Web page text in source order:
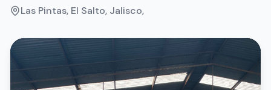
Las Pintas, El Salto, Jalisco,